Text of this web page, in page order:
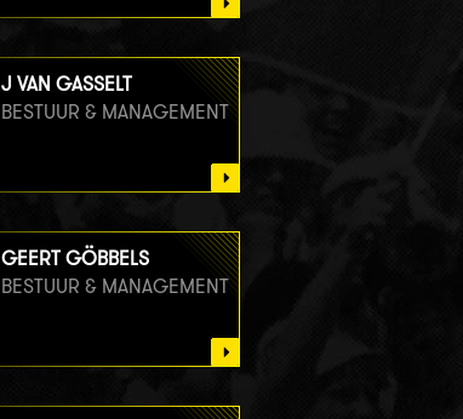
J VAN GASSELT
BESTUUR & MANAGEMENT
GEERT GÖBBELS
BESTUUR & MANAGEMENT